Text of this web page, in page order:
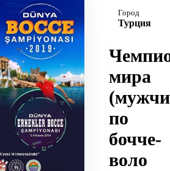
Город
Турция
мира
по
бочче-
воло